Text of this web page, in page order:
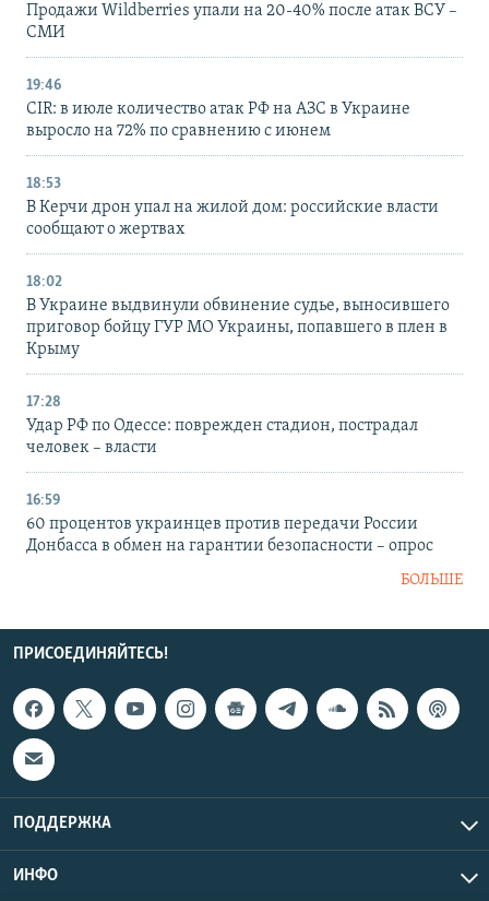
Продажи Wildberries упали на 20-40% после атак ВСУ –
СМИ
19:46
CIR: в июле количество атак РФ на АЗС в Украине
выросло на 72% по сравнению с июнем
18:53
В Керчи дрон упал на жилой дом: российские власти
сообщают о жертвах
18:02
В Украине выдвинули обвинение судье, выносившего
приговор бойцу ГУР МО Украины, попавшего в плен в
Крыму
17:28
Удар РФ по Одессе: поврежден стадион, пострадал
человек – власти
16:59
60 процентов украинцев против передачи России
Донбасса в обмен на гарантии безопасности – опрос
БОЛЬШЕ
ПРИСОЕДИНЯЙТЕСЬ!
ПОДДЕРЖКА
ИНФО